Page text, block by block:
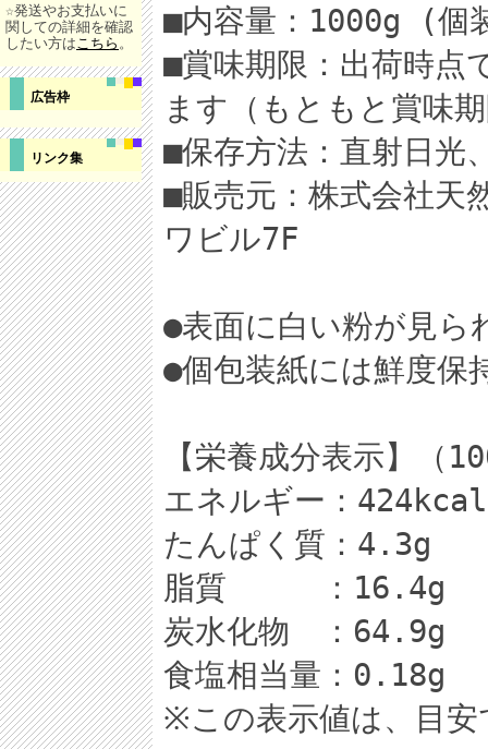
☆発送やお支払いに
関しての詳細を確認
したい方はこちら 。
広告枠
リンク集
■内容量：1000g (個
■賞味期限：出荷時点
ます（もともと賞味
■保存方法：直射日光
■販売元：株式会社
ワビル7F
●表面に白い粉が見
●個包装紙には鮮度保
【栄養成分表示】（
エネルギー：424kcal
たんぱく質：4.3g
脂質 ：16.4g
炭水化物 ：64.9g
食塩相当量：0.18g
※この表示値は、目安